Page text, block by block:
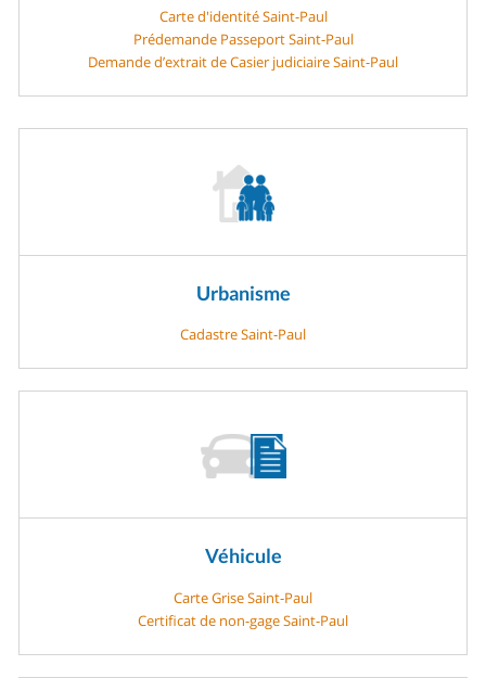
Carte d'identité Saint-Paul
Prédemande Passeport Saint-Paul
Demande d’extrait de Casier judiciaire Saint-Paul
Urbanisme
Cadastre Saint-Paul
Véhicule
Carte Grise Saint-Paul
Certificat de non-gage Saint-Paul